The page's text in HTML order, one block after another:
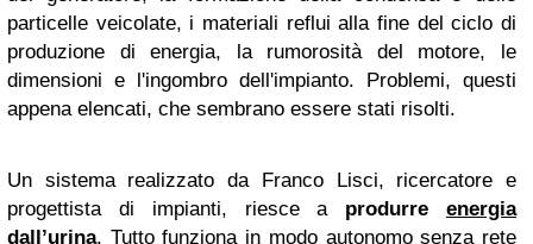
particelle veicolate, i materiali reflui alla fine del ciclo di
produzione di energia, la rumorosità del motore, le
dimensioni e l'ingombro dell'impianto. Problemi, questi
appena elencati, che sembrano essere stati risolti.
Un sistema realizzato da Franco Lisci, ricercatore e
progettista di impianti, riesce a produrreenergia
dall’urina. Tutto funziona in modo autonomo senza rete